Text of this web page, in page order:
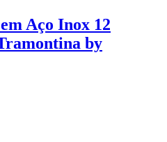
Aço Inox 12
by